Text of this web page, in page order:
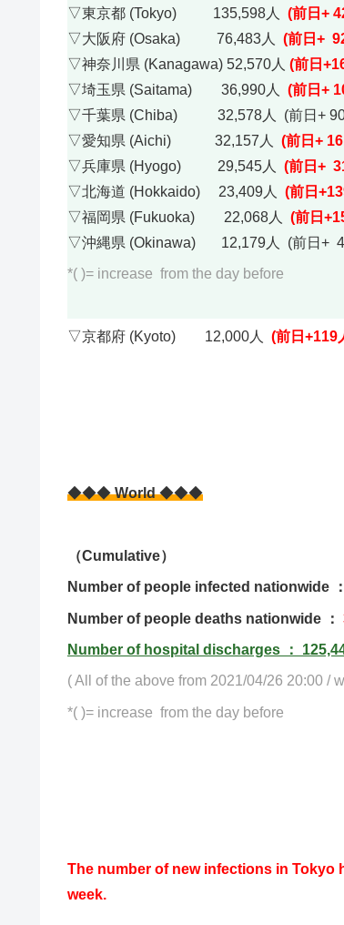
▽東京都 (Tokyo) 135,598人
(前日+
▽大阪府 (Osaka) 76,483人 (前日+
▽神奈川県 (Kanagawa) 52,570人 (前日
▽埼玉県 (Saitama) 36,990人 (前日+
▽千葉県 (Chiba) 32,578人 (前日+
▽愛知県 (Aichi) 32,157人 (前日+
▽兵庫県 (Hyogo) 29,545人 (前日+
▽北海道 (Hokkaido) 23,409人 (前日
▽福岡県 (Fukuoka) 22,068人 (前日
▽沖縄県 (Okinawa) 12,179人 (前日+
*( )= increase from the day before
▽京都府 (Kyoto) 12,000人 (前日+119
◆◆◆World◆◆◆
（Cumulative）
Number of people infected nationwide ：
Number of people deaths nationwide ：
Number of hospital discharges ：
( All of the above from 2021/04/26 20:00 /
*( )= increase from the day before
The number of new infections in Tokyo
week.